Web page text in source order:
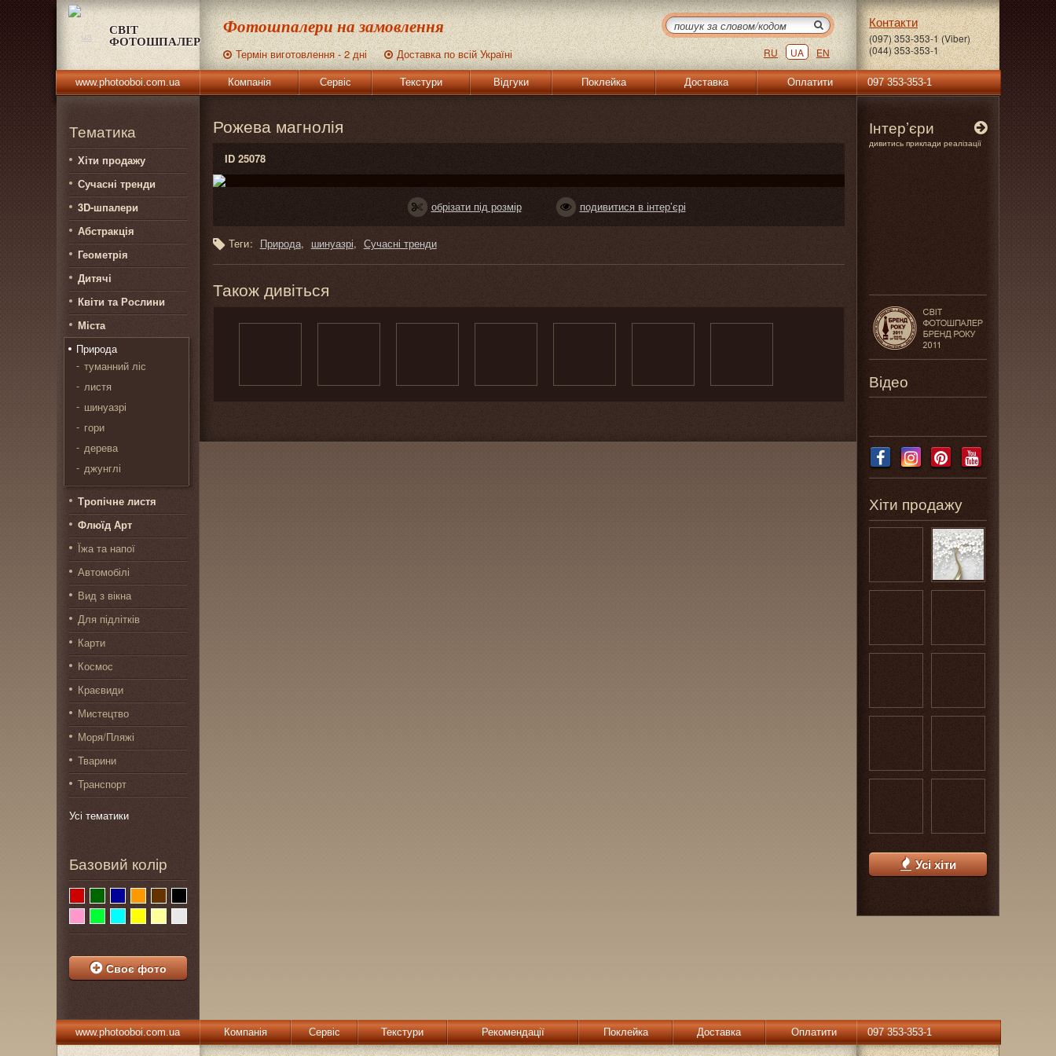
СВІТ
ФОТОШПАЛЕР
Фотошпалери на замовлення
Термін виготовлення - 2 дні Доставка по всій Україні RU UA EN
Контакти
(097) 353-353-1 (Viber)
(044) 353-353-1
www.photooboi.com.ua Компанія Сервіс Текстури Відгуки Поклейка Доставка Оплатити 097 353-353-1
Тематика
Хіти продажу
Сучасні тренди
3D-шпалери
Абстракція
Геометрія
Дитячі
Квіти та Рослини
Міста
Природа
туманний ліс
листя
шинуазрі
гори
дерева
джунглі
Тропічне листя
Флюїд Арт
Їжа та напої
Автомобілі
Вид з вікна
Для підлітків
Карти
Космос
Краєвиди
Мистецтво
Моря/Пляжі
Тварини
Транспорт
Усі тематики
Базовий колір
Своє фото
Рожева магнолія
ID 25078
обрізати під розмір подивитися в інтер’єрі
Теги: Природа шинуазрі Сучасні тренди
Також дивіться
Інтер’єри
дивитись приклади реалізації
Відео
Хіти продажу
Усі хіти
www.photooboi.com.ua Компанія Сервіс Текстури Рекомендації Поклейка Доставка Оплатити 097 353-353-1